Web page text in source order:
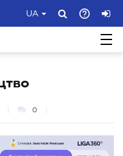
UA
0